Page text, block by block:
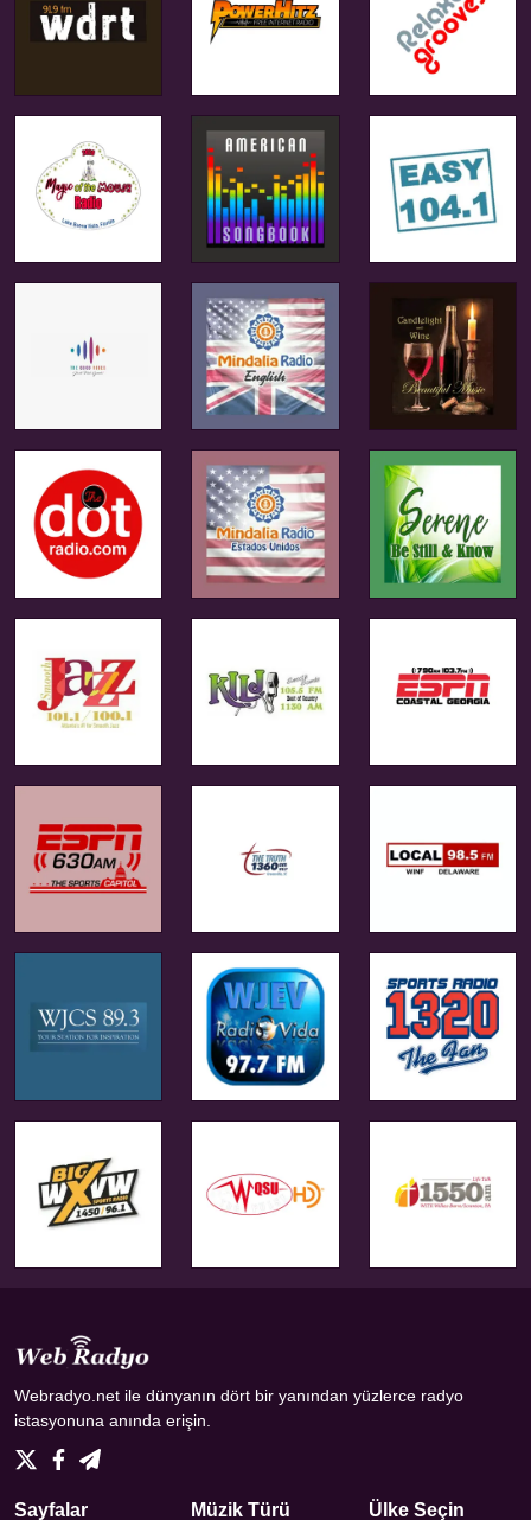
Webradyo.net ile dünyanın dört bir yanından yüzlerce radyo
istasyonuna anında erişin.
Sayfalar Müzik Türü Ülke Seçin